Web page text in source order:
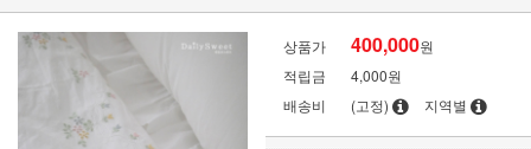
상품가 400,000원
적립금
4,000원
배송비
(고정) 지역별